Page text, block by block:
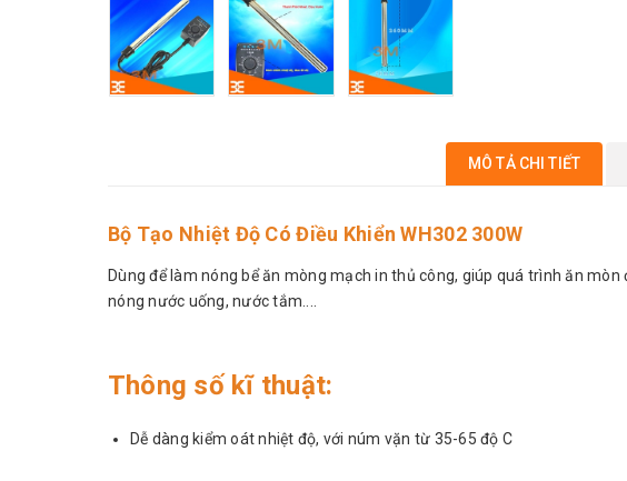
MÔ TẢ CHI TIẾT
Bộ Tạo Nhiệt Độ Có Điều Khiển WH302 300W
Dùng để làm nóng bể ăn mòng mạch in thủ công, giúp quá trình ăn
nóng nước uống, nước tắm....
Thông số kĩ thuật:
Dễ dàng kiểm oát nhiệt độ, với núm vặn từ 35-65 độ C